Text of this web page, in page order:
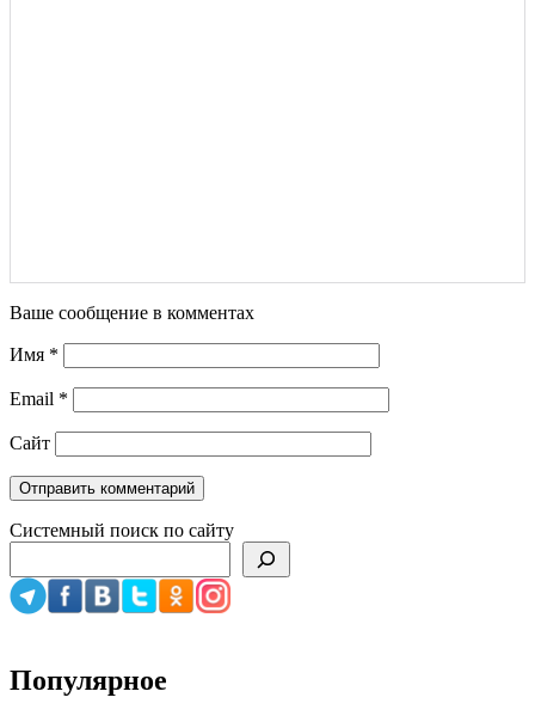
Ваше сообщение в комментах
Имя *
Email *
Сайт
Системный поиск по сайту
Популярное